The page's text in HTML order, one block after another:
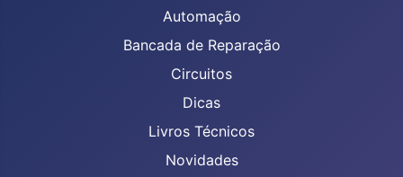
Automação
Bancada de Reparação
Circuitos
Dicas
Livros Técnicos
Novidades